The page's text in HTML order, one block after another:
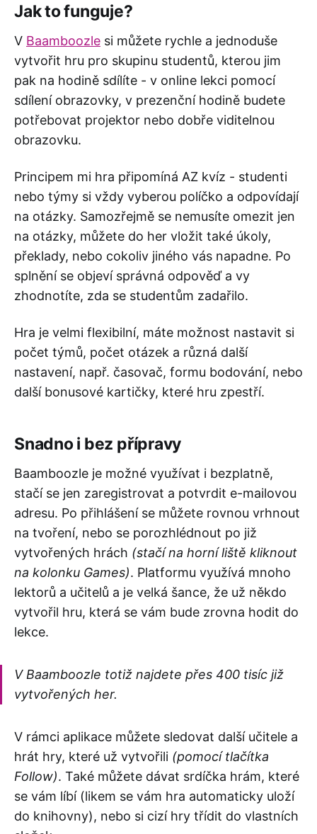
Jak to funguje?
V Baamboozle si můžete rychle a jednoduše
vytvořit hru pro skupinu studentů, kterou jim
pak na hodině sdílíte - v online lekci pomocí
sdílení obrazovky, v prezenční hodině budete
potřebovat projektor nebo dobře viditelnou
obrazovku.
Principem mi hra připomíná AZ kvíz - studenti
nebo týmy si vždy vyberou políčko a odpovídají
na otázky. Samozřejmě se nemusíte omezit jen
na otázky, můžete do her vložit také úkoly,
překlady, nebo cokoliv jiného vás napadne. Po
splnění se objeví správná odpověď a vy
zhodnotíte, zda se studentům zadařilo.
Hra je velmi flexibilní, máte možnost nastavit si
počet týmů, počet otázek a různá další
nastavení, např. časovač, formu bodování, nebo
další bonusové kartičky, které hru zpestří.
Snadno i bez přípravy
Baamboozle je možné využívat i bezplatně,
stačí se jen zaregistrovat a potvrdit e-mailovou
adresu. Po přihlášení se můžete rovnou vrhnout
na tvoření, nebo se porozhlédnout po již
vytvořených hrách (stačí na horní liště kliknout
na kolonku Games). Platformu využívá mnoho
lektorů a učitelů a je velká šance, že už někdo
vytvořil hru, která se vám bude zrovna hodit do
lekce.
V Baamboozle totiž najdete přes 400 tisíc již
vytvořených her.
V rámci aplikace můžete sledovat další učitele a
hrát hry, které už vytvořili (pomocí tlačítka
Follow). Také můžete dávat srdíčka hrám, které
se vám líbí (likem se vám hra automaticky uloží
do knihovny), nebo si cizí hry třídit do vlastních